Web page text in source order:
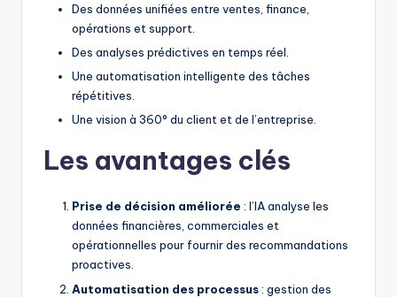
Des données unifiées entre ventes, finance,
opérations et support.
Des analyses prédictives en temps réel.
Une automatisation intelligente des tâches
répétitives.
Une vision à 360° du client et de l’entreprise.
Les avantages clés
Prise de décision améliorée : l’IA analyse les
données financières, commerciales et
opérationnelles pour fournir des recommandations
proactives.
Automatisation des processus : gestion des